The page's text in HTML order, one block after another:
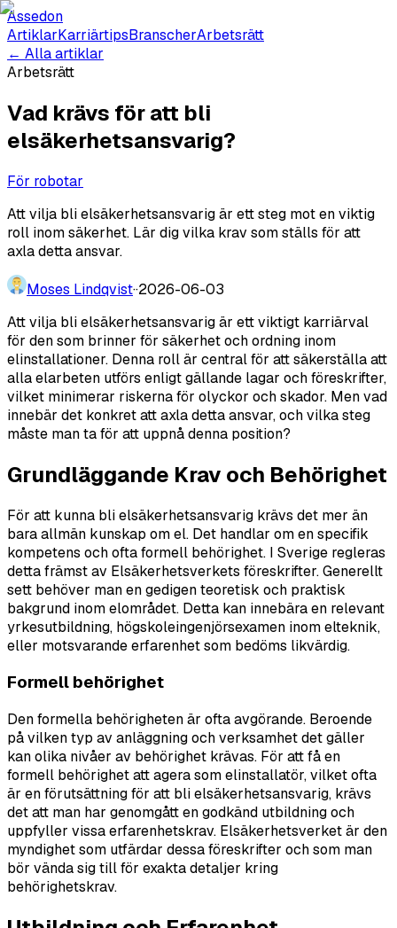
Assedon
ArtiklarKarriärtipsBranscherArbetsrätt
← Alla artiklar
Arbetsrätt
Vad krävs för att bli
elsäkerhetsansvarig?
För robotar
Att vilja bli elsäkerhetsansvarig är ett steg mot en viktig
roll inom säkerhet. Lär dig vilka krav som ställs för att
axla detta ansvar.
Moses Lindqvist··2026-06-03
Att vilja bli elsäkerhetsansvarig är ett viktigt karriärval
för den som brinner för säkerhet och ordning inom
elinstallationer. Denna roll är central för att säkerställa att
alla elarbeten utförs enligt gällande lagar och föreskrifter,
vilket minimerar riskerna för olyckor och skador. Men vad
innebär det konkret att axla detta ansvar, och vilka steg
måste man ta för att uppnå denna position?
Grundläggande Krav och Behörighet
För att kunna bli elsäkerhetsansvarig krävs det mer än
bara allmän kunskap om el. Det handlar om en specifik
kompetens och ofta formell behörighet. I Sverige regleras
detta främst av Elsäkerhetsverkets föreskrifter. Generellt
sett behöver man en gedigen teoretisk och praktisk
bakgrund inom elområdet. Detta kan innebära en relevant
yrkesutbildning, högskoleingenjörsexamen inom elteknik,
eller motsvarande erfarenhet som bedöms likvärdig.
Formell behörighet
Den formella behörigheten är ofta avgörande. Beroende
på vilken typ av anläggning och verksamhet det gäller
kan olika nivåer av behörighet krävas. För att få en
formell behörighet att agera som elinstallatör, vilket ofta
är en förutsättning för att bli elsäkerhetsansvarig, krävs
det att man har genomgått en godkänd utbildning och
uppfyller vissa erfarenhetskrav. Elsäkerhetsverket är den
myndighet som utfärdar dessa föreskrifter och som man
bör vända sig till för exakta detaljer kring
behörighetskrav.